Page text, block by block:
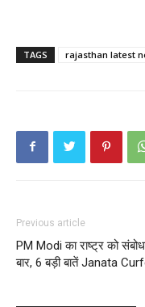
TAGS rajasthan latest
Previous article
PM Modi का राष्ट्र को
बार, 6 बड़ी बातें Janata